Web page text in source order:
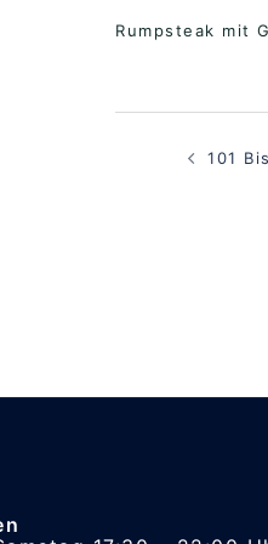
Rumpsteak mit
101